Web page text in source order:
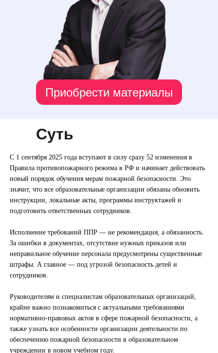
Приобрести материалы
Суть
С 1 сентября 2025 года вступают в силу сразу 52 изменения в
Правила противопожарного режима в РФ и начинает действовать
новый порядок обучения мерам пожарной безопасности. Это
значит, что все образовательные организации обязаны обновить
инструкции, локальные акты, программы инструктажей и
подготовить ответственных сотрудников.
Исполнение требований ППР — не рекомендация, а обязанность.
За ошибки в документах, отсутствие нужных приказов или
неправильное обучение персонала предусмотрены существенные
штрафы. А главное — под угрозой безопасность детей и
сотрудников.
Руководителям и специалистам образовательных организаций,
крайне важно познакомиться с актуальными требованиями
нормативно-правовых актов в сфере пожарной безопасности, а
также узнать все особенности организации деятельности по
обеспечению пожарной безопасности в образовательном
учреждении в новом учебном году.